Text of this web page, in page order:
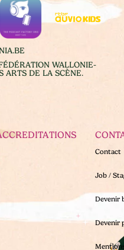
WALLONIE-
ARTS DE LA SCÈNE.
Contact
Job /
Devenir
Devenir